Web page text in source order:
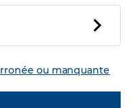
ou manquante